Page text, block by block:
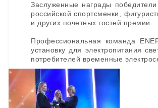
Заслуженные награды
российской спортсменки,
и других почетных гостей премии.
Профессиональная команда
установку для электропитания
потребителей временные